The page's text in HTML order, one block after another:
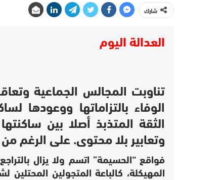
شارك
العدالة اليوم
تناوبت المجالس الجماعية
الوفاء بالتزاماتها ووعودها
الثقة المتذبذ أصلا بين
وتعابير بلا محتوى. على الرغم
فواقع “الحسيمة” اتسم ولا يزال
المهيكلة، كالباعة المتجولين